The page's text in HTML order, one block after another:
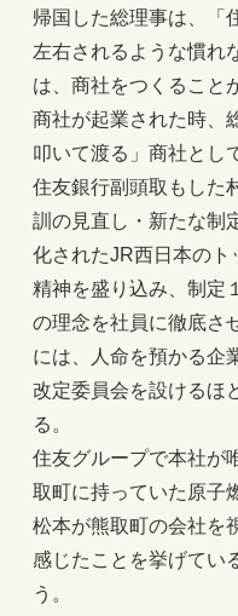
帰国した総理事は、「
左右されるような慣れ
は、商社をつくること
商社が起業された時、
叩いて渡る」商社とし
住友銀行副頭取もした
訓の見直し・新たな制
化されたJR西日本の
精神を盛り込み、制定
の理念を社員に徹底さ
には、人命を預かる企
改定委員会を設けるほ
る。
住友グループで本社が
取町に持っていた原子
松本が熊取町の会社を
感じたことを挙げてい
う。